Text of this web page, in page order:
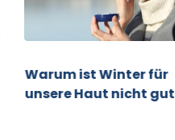
Warum ist Winter für
unsere Haut nicht